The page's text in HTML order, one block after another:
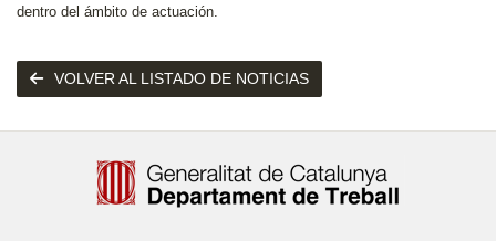
dentro del ámbito de actuación.
VOLVER AL LISTADO DE NOTICIAS